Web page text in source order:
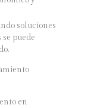
soluciones
se puede
en